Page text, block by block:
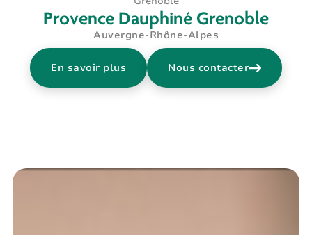
Provence Dauphiné Grenoble
Auvergne-Rhône-Alpes
En savoir plus Nous contacter